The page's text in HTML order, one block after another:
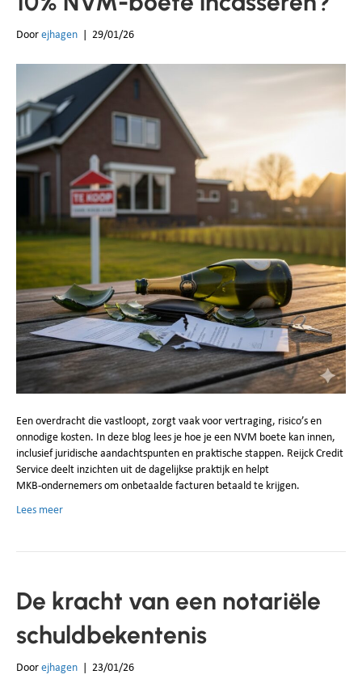
Door ejhagen 29/01/26
Een overdracht die vastloopt, zorgt vaak voor vertraging, risico’s en
onnodige kosten. In deze blog lees je hoe je een NVM boete kan innen,
inclusief juridische aandachtspunten en praktische stappen. Reijck Credit
Service deelt inzichten uit de dagelijkse praktijk en helpt
MKB‑ondernemers om onbetaalde facturen betaald te krijgen.
Lees meer
De kracht van een notariële
schuldbekentenis
Door ejhagen 23/01/26